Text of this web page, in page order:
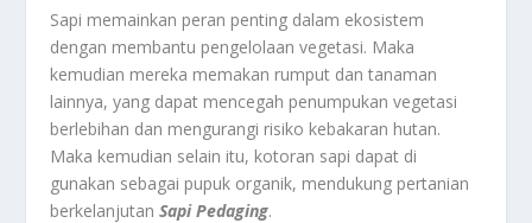
Sapi memainkan peran penting dalam ekosistem
dengan membantu pengelolaan vegetasi. Maka
kemudian mereka memakan rumput dan tanaman
lainnya, yang dapat mencegah penumpukan vegetasi
berlebihan dan mengurangi risiko kebakaran hutan.
Maka kemudian selain itu, kotoran sapi dapat di
gunakan sebagai pupuk organik, mendukung pertanian
berkelanjutan Sapi Pedaging.